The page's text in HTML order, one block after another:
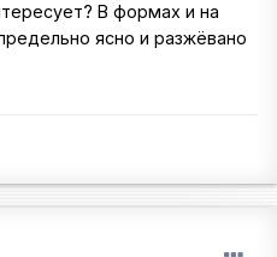
В формах и на
ясно и разжёвано